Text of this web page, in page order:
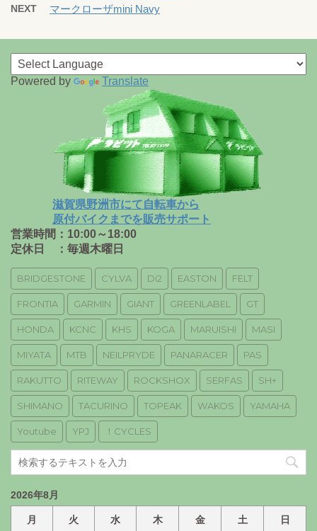
NEXT マークローザmini Navy
Powered by Translate
滋賀県野洲市にて自転車から
原付バイクまでを販売サポート
営業時間：10:00～18:00
定休日 ：毎週木曜日
BRIDGESTONE CYLVA Di2 EASTON FELT
FRONTIA GARMIN GIANT GREENLABEL GT
HONDA KCNC KHS KOGA MARUISHI MASI
MIYATA MTB NEILPRYDE PANARACER PAS
RAKUTTO RITEWAY ROCKSHOX SERFAS SH+
SHIMANO TACURINO TOPEAK WAKOS YAMAHA
Youtube YPJ ！CYCLES
2026年8月
月 火 水 木 金 土 日